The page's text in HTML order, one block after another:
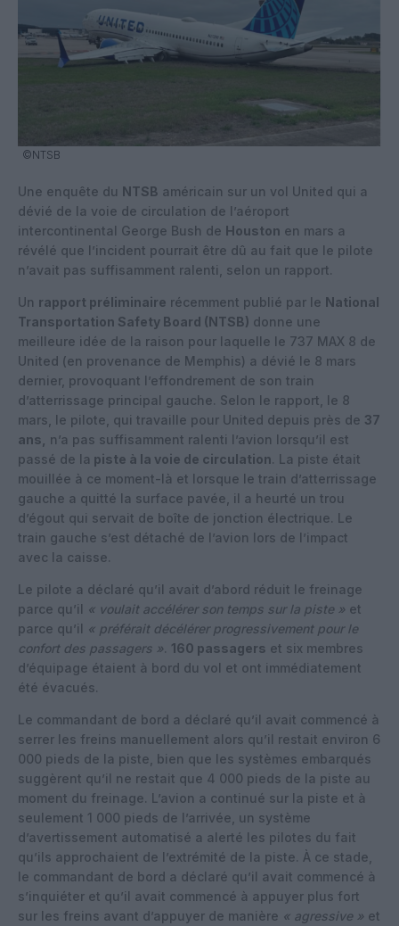
©NTSB
Une enquête du NTSB américain sur un vol United qui a
dévié de la voie de circulation de l’aéroport
intercontinental George Bush de Houston en mars a
révélé que l’incident pourrait être dû au fait que le pilote
n’avait pas suffisamment ralenti, selon un rapport.
Un rapport préliminaire récemment publié par le National
Transportation Safety Board (NTSB) donne une
meilleure idée de la raison pour laquelle le 737 MAX 8 de
United (en provenance de Memphis) a dévié le 8 mars
dernier, provoquant l’effondrement de son train
d’atterrissage principal gauche. Selon le rapport, le 8
mars, le pilote, qui travaille pour United depuis près de 37
ans,
n’a pas suffisamment ralenti l’avion lorsqu’il est
passé de la piste à la voie de circulation. La piste était
mouillée à ce moment-là et lorsque le train d’atterrissage
gauche a quitté la surface pavée, il a heurté un trou
d’égout qui servait de boîte de jonction électrique. Le
train gauche s’est détaché de l’avion lors de l’impact
avec la caisse.
Le pilote a déclaré qu’il avait d’abord réduit le freinage
parce qu’il « voulait accélérer son temps sur la piste » et
parce qu’il « préférait décélérer progressivement pour le
confort des passagers ». 160 passagers et six membres
d’équipage étaient à bord du vol et ont immédiatement
été évacués.
Le commandant de bord a déclaré qu’il avait commencé à
serrer les freins manuellement alors qu’il restait environ 6
000 pieds de la piste, bien que les systèmes embarqués
suggèrent qu’il ne restait que 4 000 pieds de la piste au
moment du freinage. L’avion a continué sur la piste et à
seulement 1 000 pieds de l’arrivée, un système
d’avertissement automatisé a alerté les pilotes du fait
qu’ils approchaient de l’extrémité de la piste. À ce stade,
le commandant de bord a déclaré qu’il avait commencé à
s’inquiéter et qu’il avait commencé à appuyer plus fort
sur les freins avant d’appuyer de manière « agressive » et